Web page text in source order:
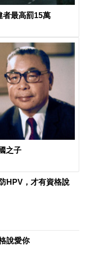
者最高罰15萬
之子
HPV，才有資格說
說愛你